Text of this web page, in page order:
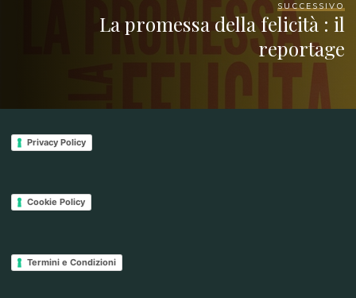
SUCCESSIVO
La promessa della felicità : il
reportage
Privacy Policy
Cookie Policy
Termini e Condizioni